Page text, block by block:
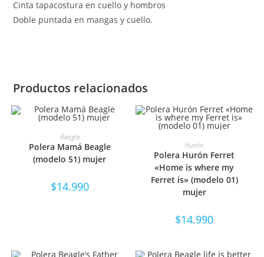
Cinta tapacostura en cuello y hombros
Doble puntada en mangas y cuello.
Productos relacionados
SELECCIONAR OPCIONES
Beagle
Polera Mamá Beagle
(modelo 51) mujer
$14.990
SELECCIONAR OPCIONES
Hurón
Polera Hurón Ferret
«Home is where my
Ferret is» (modelo 01)
mujer
$14.990